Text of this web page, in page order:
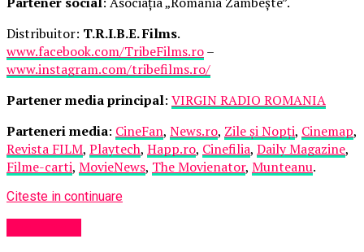
Distribuitor: T.R.I.B.E. Films.
www.facebook.com/TribeFilms.ro–
www.instagram.com/tribefilms.ro/
Partener media principal: VIRGIN RADIO ROMANIA
Parteneri media: CineFan, News.ro, Zile și Nopți, Cinemap,
Revista FILM, Playtech, Happ.ro, Cinefilia, Daily Magazine,
Filme-carti, MovieNews, The Movienator, Munteanu.
Citeste in continuare